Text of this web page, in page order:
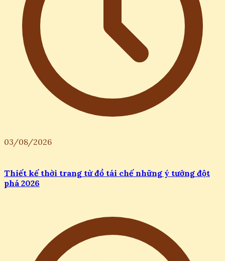
03/08/2026